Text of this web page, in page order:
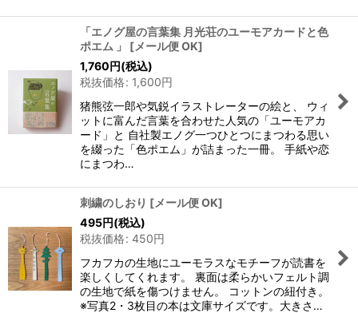
「エノグ屋の言葉集 月光荘のユーモアカードと色
ポエム 」
[メール便 OK]
1,760円(税込)
税抜価格: 1,600円
猪熊弦一郎や気鋭イラストレーターの絵と、 ウィ
ットに富んだ言葉を合わせた人気の「ユーモアカ
ード」と 自社製エノグ一つひとつにまつわる思い
を綴った「色ポエム」が詰まった一冊。 手紙や恋
にまつわ…
刺繍のしおり [メール便 OK]
495円(税込)
税抜価格: 450円
フカフカの生地にユーモラスなモチーフが読書を
楽しくしてくれます。 裏面は柔らかいフェルト調
の生地で紙を傷つけません。 コットンの紐付き。
※写真2・3枚目の本は文庫サイズです。大きさ…